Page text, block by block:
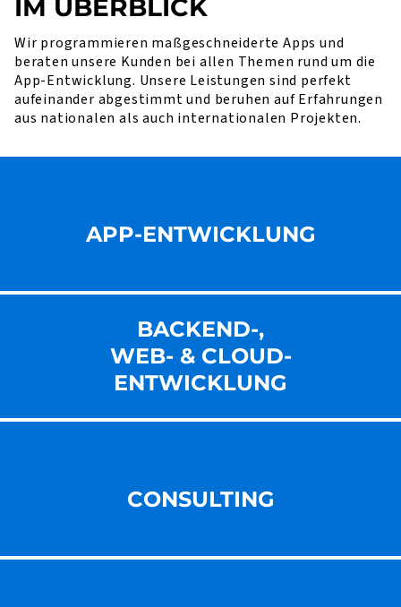
IM ÜBERBLICK
Wir programmieren maßgeschneiderte Apps und
beraten unsere Kunden bei allen Themen rund um die
App-Entwicklung. Unsere Leistungen sind perfekt
aufeinander abgestimmt und beruhen auf Erfahrungen
aus nationalen als auch internationalen Projekten.
APP-ENTWICKLUNG
BACKEND-,
WEB- & CLOUD-
ENT­WICKLUNG
CONSULTING